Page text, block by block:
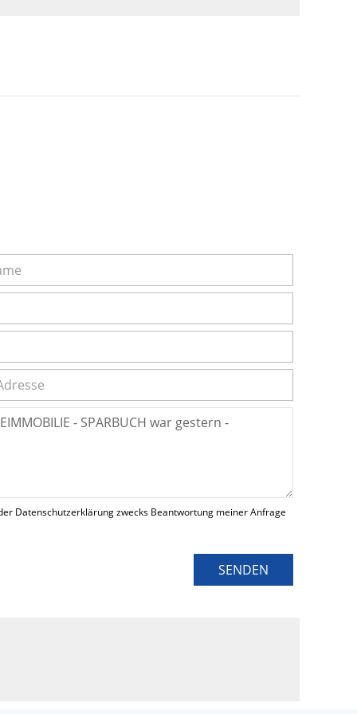
Datenschutzerklärung zwecks Beantwortung meiner Anfrage
SENDEN